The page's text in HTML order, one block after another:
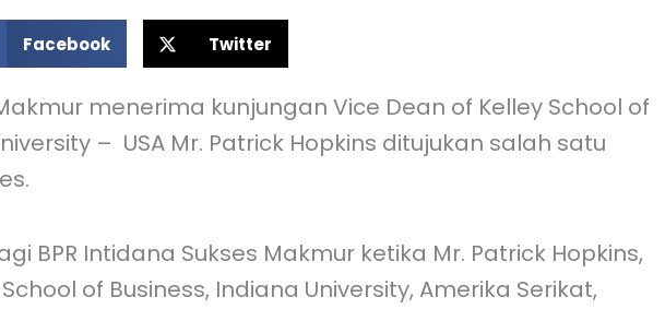
Facebook Twitter
menerima kunjungan Vice Dean of Kelley School of
– USA Mr. Patrick Hopkins ditujukan salah satu
BPR Intidana Sukses Makmur ketika Mr. Patrick Hopkins,
of Business, Indiana University, Amerika Serikat,